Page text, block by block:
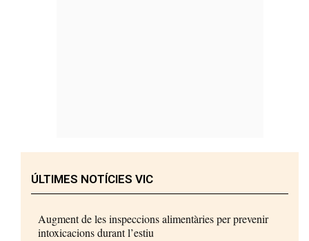
ÚLTIMES NOTÍCIES VIC
Augment de les inspeccions alimentàries per prevenir
intoxicacions durant l’estiu